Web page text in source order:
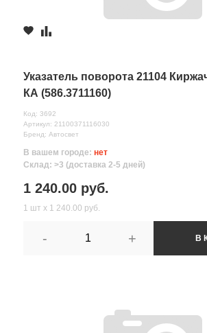
Указатель поворота 21104
КА (586.3711160)
Код: 3692
Артикул: 21100371116030
Бренд: Автосвет
В вашем городе: нет
Склад: >3 (доставка 2-5 дней)
1 240.00 руб.
1 шт х 1 240.00 руб.
- + В